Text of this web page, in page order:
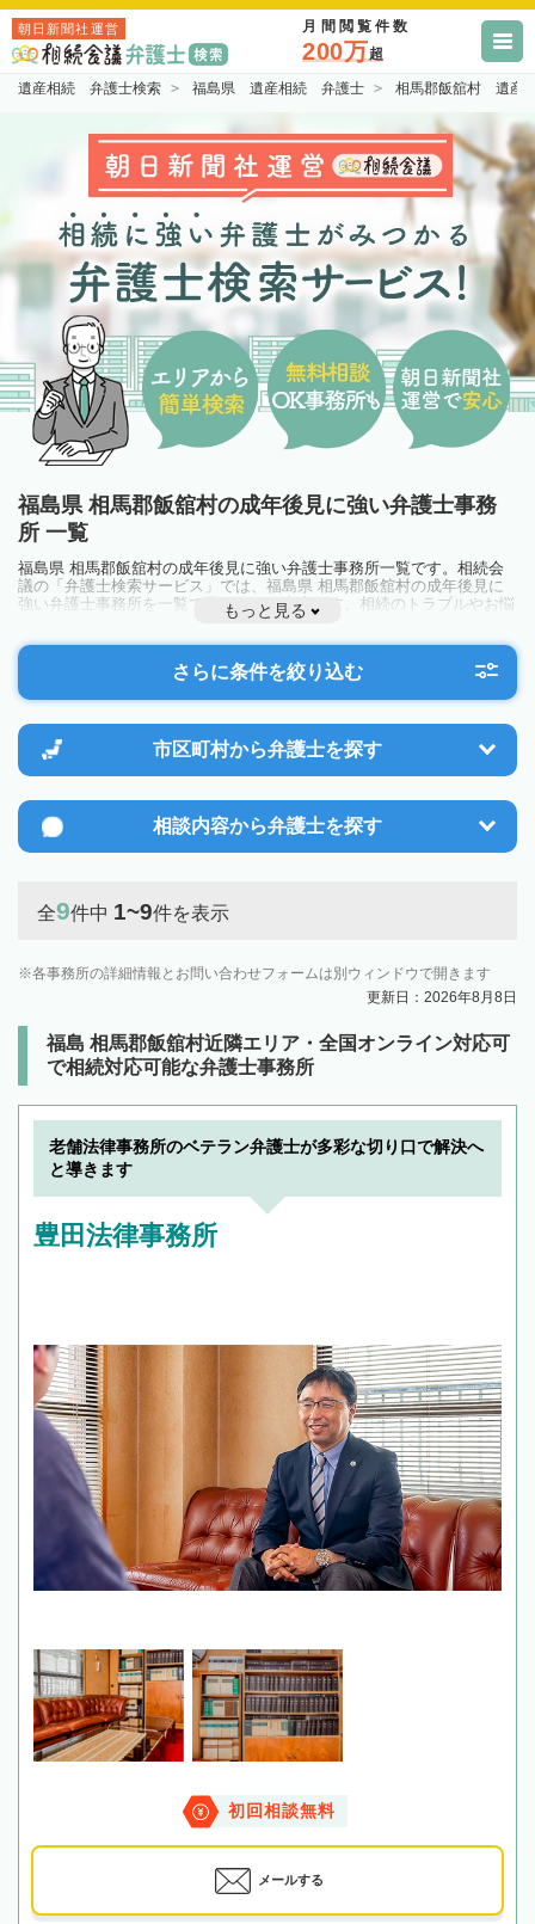
朝日新聞社運営 月間閲覧件数
200万超
遺産相続 弁護士検索 福島県 遺産相続 弁護士 相馬郡飯舘村 遺産
福島県 相馬郡飯舘村の成年後見に強い弁護士事務
所 一覧
福島県 相馬郡飯舘村の成年後見に強い弁護士事務所一覧です。相続会
議の「弁護士検索サービス」では、福島県 相馬郡飯舘村の成年後見に
強い弁護士事務所を一覧で見ることが出来ます。相続のトラブルやお悩
みを抱えている方は一度近隣の弁護士に相談してみましょう。
もっと見る
さらに条件を絞り込む
市区町村から弁護士を探す
相談内容から弁護士を探す
全9件中 1~9件を表示
各事務所の詳細情報とお問い合わせフォームは別ウィンドウで開きます
更新日：2026年8月8日
福島 相馬郡飯舘村近隣エリア・全国オンライン対応可
で相続対応可能な弁護士事務所
老舗法律事務所のベテラン弁護士が多彩な切り口で解決へ
と導きます
豊田法律事務所
初回相談無料
メールする